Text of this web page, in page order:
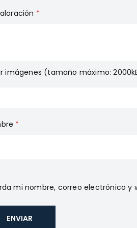
*
imágenes (tamaño máximo:
*
mi nombre, correo electrónico y